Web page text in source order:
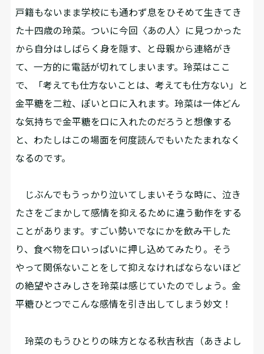
戸籍もないまま学校にも通わず息をひそめて生きてき
た十四歳の玲菜。ついに今回〈あの人〉に見つかった
から自分はしばらく身を隠す、と母親から連絡がき
て、一方的に電話が切れてしまいます。玲菜はここ
で、「考えても仕方ないことは、考えても仕方ない」と
金平糖を二粒、ぽいと口に入れます。玲菜は一体どん
な気持ちで金平糖を口に入れたのだろうと想像する
と、わたしはこの場面を何度読んでもいたたまれなく
なるのです。
じぶんでもうっかり泣いてしまいそうな時に、泣き
たさをごまかして感情を抑えるために違う動作をする
ことがあります。すごい勢いでなにかを飲み干した
り、食べ物を口いっぱいに押し込めてみたり。そう
やって関係ないことをして抑えなければならないほど
の絶望やさみしさを玲菜は感じていたのでしょう。金
平糖ひとつでこんな感情を引き出してしまう妙文！
玲菜のもうひとりの味方となる秋吉秋吉（あきよし